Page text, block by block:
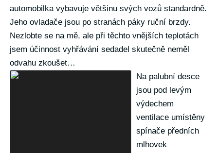
automobilka vybavuje většinu svých vozů standardně.
Jeho ovladače jsou po stranách páky ruční brzdy.
Nezlobte se na mě, ale při těchto vnějších teplotách
jsem účinnost vyhřávání sedadel skutečně neměl
odvahu zkoušet…
Na palubní desce
jsou pod levým
výdechem
ventilace umístěny
spínače předních
mlhovek